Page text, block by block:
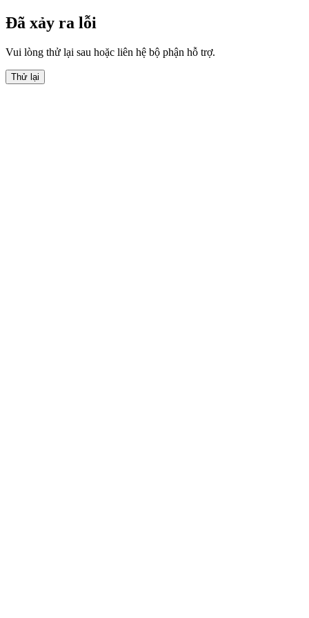
Đã xảy ra lỗi
Vui lòng thử lại sau hoặc liên hệ bộ phận hỗ trợ.
Thử lại